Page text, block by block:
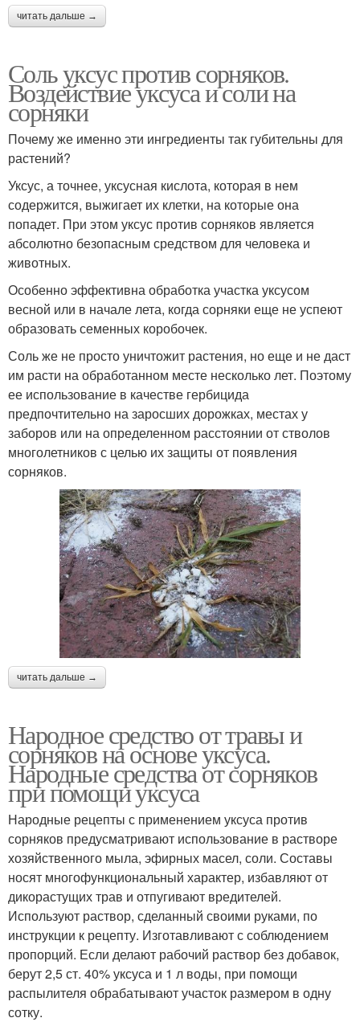
читать дальше →
Соль уксус против сорняков.
Воздействие уксуса и соли на
сорняки
Почему же именно эти ингредиенты так губительны для
растений?
Уксус, а точнее, уксусная кислота, которая в нем
содержится, выжигает их клетки, на которые она
попадет. При этом уксус против сорняков является
абсолютно безопасным средством для человека и
животных.
Особенно эффективна обработка участка уксусом
весной или в начале лета, когда сорняки еще не успеют
образовать семенных коробочек.
Соль же не просто уничтожит растения, но еще и не даст
им расти на обработанном месте несколько лет. Поэтому
ее использование в качестве гербицида
предпочтительно на заросших дорожках, местах у
заборов или на определенном расстоянии от стволов
многолетников с целью их защиты от появления
сорняков.
читать дальше →
Народное средство от травы и
сорняков на основе уксуса.
Народные средства от сорняков
при помощи уксуса
Народные рецепты с применением уксуса против
сорняков предусматривают использование в растворе
хозяйственного мыла, эфирных масел, соли. Составы
носят многофункциональный характер, избавляют от
дикорастущих трав и отпугивают вредителей.
Используют раствор, сделанный своими руками, по
инструкции к рецепту. Изготавливают с соблюдением
пропорций. Если делают рабочий раствор без добавок,
берут 2,5 ст. 40% уксуса и 1 л воды, при помощи
распылителя обрабатывают участок размером в одну
сотку.